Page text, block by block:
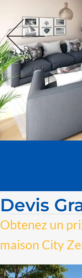
Devis
Obtenez un
maison City